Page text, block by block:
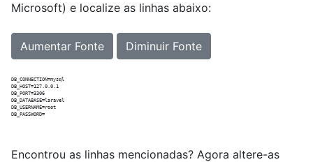
Microsoft) e localize as linhas abaixo:
Aumentar Fonte Diminuir Fonte
DB_CONNECTION=mysql
DB_HOST=127.0.0.1
DB_PORT=3306
DB_DATABASE=laravel
DB_USERNAME=root
Encontrou as linhas mencionadas? Agora altere-as